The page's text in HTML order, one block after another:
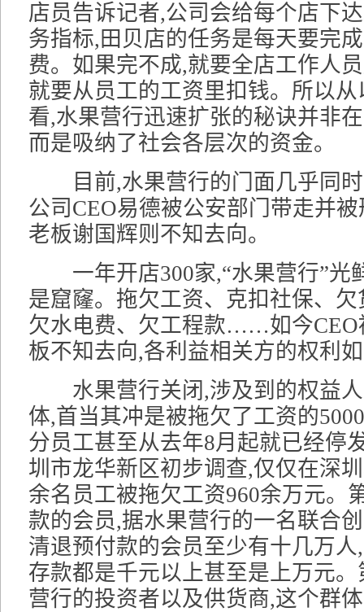
店员告诉记者,公司会给每个店下
务指标,田贝店的任务是每天要完
费。如果完不成,就要全店工作人
就要从员工的工资里扣钱。所以
看,水果营行迅速扩张的秘诀并非
而是吸纳了社会各层次的资金。
目前,水果营行的门面几乎同时
公司CEO易德被公安部门带走并
老板谢国辉则不知去向。
一年开店300家,“水果营行”光
是窟窿。拖欠工资、克扣社保、
欠水电费、欠工程款……如今CEO
板不知去向,各利益相关方的权利
水果营行关闭,涉及到的权益人
体,首当其冲是被拖欠了工资的
分员工甚至从去年8月起就已经停
圳市龙华新区初步调查,仅仅在深
余名员工被拖欠工资960余万元。
款的会员,据水果营行的一名联合
清退预付款的会员至少有十几万
存款都是千元以上甚至是上万元
营行的投资者以及供货商,这个群